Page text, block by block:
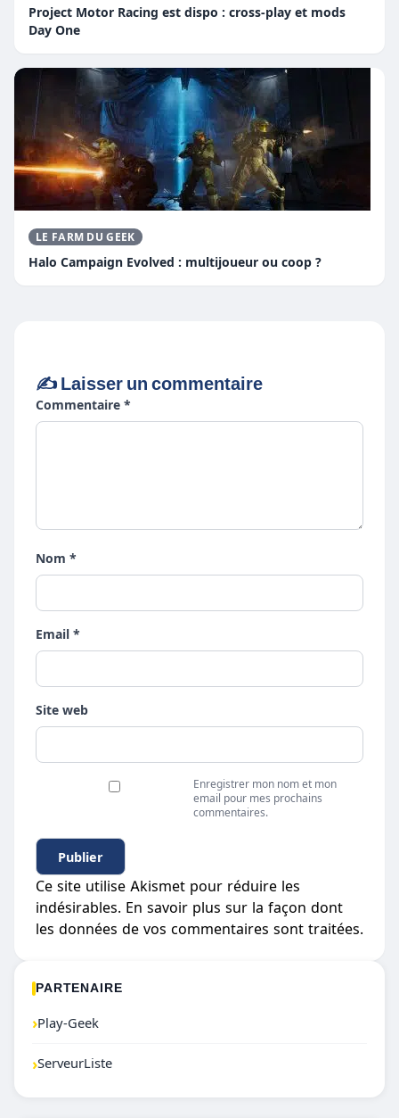
Project Motor Racing est dispo : cross-play et mods
Day One
LE FARM DU GEEK
Halo Campaign Evolved : multijoueur ou coop ?
✍️ Laisser un commentaire
Commentaire *
Nom *
Email *
Site web
Enregistrer mon nom et mon
email pour mes prochains
commentaires.
Ce site utilise Akismet pour réduire les
indésirables. En savoir plus sur la façon dont
les données de vos commentaires sont traitées.
PARTENAIRE
›Play-Geek
›ServeurListe